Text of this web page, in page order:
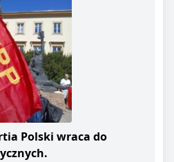
Polski wraca do